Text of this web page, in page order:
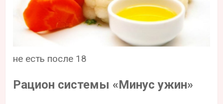
не есть после 18
Рацион системы «Минус ужин»